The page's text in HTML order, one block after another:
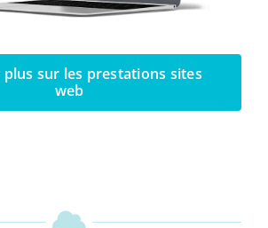
plus sur les prestations sites
web